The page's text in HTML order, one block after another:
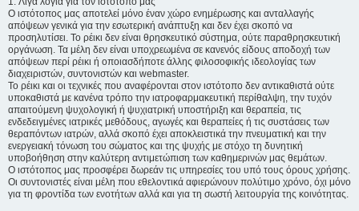
Ο ιστότοπος μας αποτελεί μόνο έναν χώρο ενημέρωσης και ανταλλαγής
απόψεων γενικά για την εσωτερική ανάπτυξη και δεν έχει σκοπό να
προσηλυτίσει. To ρέικι δεν είναι θρησκευτικό σύστημα, ούτε παραθρησκευτική
οργάνωση. Τα μέλη δεν είναι υποχρεωμένα σε κανενός είδους αποδοχή των
απόψεων περί ρέικι ή οποιασδήποτε άλλης φιλοσοφικής ιδεολογίας των
διαχειριστών, συντονιστών και webmaster.
Το ρέικι και οι τεχνικές που αναφέρονται στον ιστότοπο δεν αντικαθιστά ούτε
υποκαθιστά με κανένα τρόπο την ιατροφαρμακευτική περίθαλψη, την τυχόν
απαιτούμενη ψυχολογική ή ψυχιατρική υποστήριξη και θεραπεία, τις
ενδεδειγμένες ιατρικές μεθόδους, αγωγές και θεραπείες ή τις συστάσεις των
θεραπόντων ιατρών, αλλά σκοπό έχει αποκλειστικά την πνευματική και την
ενεργειακή τόνωση του σώματος και της ψυχής με στόχο τη δυνητική
υποβοήθηση στην καλύτερη αντιμετώπιση των καθημερινών μας θεμάτων.
Ο ιστότοπος μας προσφέρει δωρεάν τις υπηρεσίες του υπό τους όρους χρήσης.
Οι συντονιστές είναι μέλη που εθελοντικά αφιερώνουν πολύτιμο χρόνο, όχι μόνο
για τη φροντίδα των ενοτήτων αλλά και για τη σωστή λειτουργία της κοινότητας.